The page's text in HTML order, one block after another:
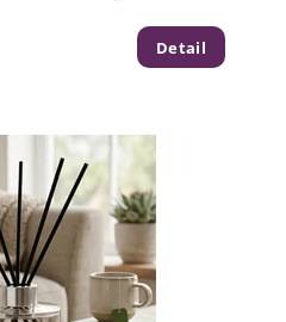
Detail